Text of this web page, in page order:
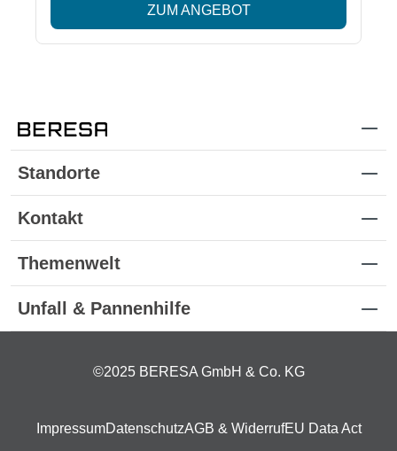
ZUM ANGEBOT
Standorte
Kontakt
Themenwelt
Unfall & Pannenhilfe
©2025 BERESA GmbH & Co. KG
ImpressumDatenschutzAGB & WiderrufEU Data Act